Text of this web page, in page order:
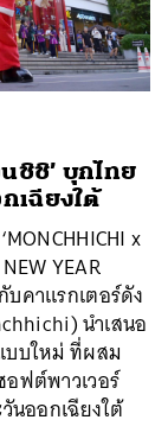
ชิชิ’ บุกไทย
เฉียงใต้
x
YEAR
คาแรกเตอร์ดัง
นำเสนอ
บบใหม่ ที่ผสม
ฟต์พาวเวอร์
นออกเฉียงใต้
ค้นหา